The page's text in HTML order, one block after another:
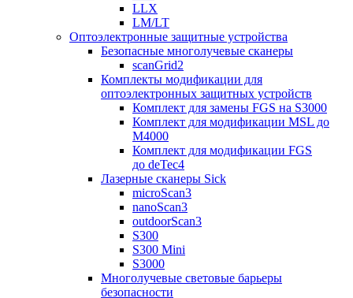
LLX
LM/LT
Оптоэлектронные защитные устройства
Безопасные многолучевые сканеры
scanGrid2
Комплекты модификации для
оптоэлектронных защитных устройств
Комплект для замены FGS на S3000
Комплект для модификации MSL до
M4000
Комплект для модификации FGS
до deTec4
Лазерные сканеры Sick
microScan3
nanoScan3
outdoorScan3
S300
S300 Mini
S3000
Многолучевые световые барьеры
безопасности